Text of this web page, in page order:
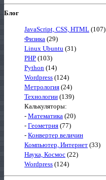
Блог
JavaScript, CSS, HTML (107)
Физика (29)
Linux Ubuntu (31)
PHP (103)
Python (14)
Wordpress (124)
Метрология (24)
Технологии (139)
Калькуляторы:
- Математика (20)
- Геометрия (77)
- Конвертер величин
Компьютер, Интернет (33)
Наука, Космос (22)
Wordpress (124)